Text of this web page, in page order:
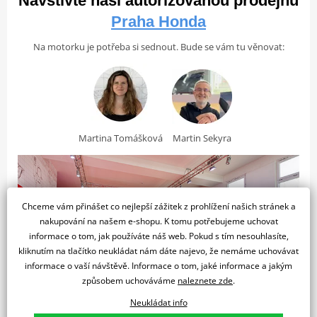
kapesního dopravního prostředku na nejlepšího přítele.
Velký motocykl v malém těle
MSX znamená Mini Street X-treme. AKA Grom. S motocyklem Grom
se toho dá kromě jízdy dělat ještěspousta. Úžasný lak a grafika
doplňují tvar aerodynamické kapotáže. Spodní kryt dodává styl,
když někde zastavíte. Jedinečná kapotáž je výrazná tak, jak je –
5STUPŇOVÝ VZDUCHEM CHLAZENÝ MOTOR
Tlačítko spouštějící zábavu. Motor o objemu 125 ccm poskytuje
dokonalou kombinaci plynulého výkonu, točivého momentu 11,1
Nm při 6 000 ot./min a manuální spojka poskytuje stejné ovládání
jako na velkých strojích.
Vzduch
Zdvihový objem
124.9 cm³
elektronické vstřikování paliva PGM-FI
10,0:1
Typ motoru
2ventilový vzduchem chlazený
jednoválec
Výkon a Převodovka
Spojka
Mokrá spojka
Maximální výkon
7,2 kW
Maximální točivý moment
10,5Nm / 5 500 ot/min
5stupňová manuální
Praha Honda
Na motorku je potřeba si sednout. Bude se vám tu věnovat:
Martina Tomášková Martin Sekyra
Chceme vám přinášet co nejlepší zážitek z prohlížení našich stránek a
nakupování na našem e-shopu. K tomu potřebujeme uchovat
informace o tom, jak používáte náš web. Pokud s tím nesouhlasíte,
kliknutím na tlačítko neukládat nám dáte najevo, že nemáme uchovávat
informace o vaší návštěvě. Informace o tom, jaké informace a jakým
způsobem uchováváme naleznete zde.
Neukládat info